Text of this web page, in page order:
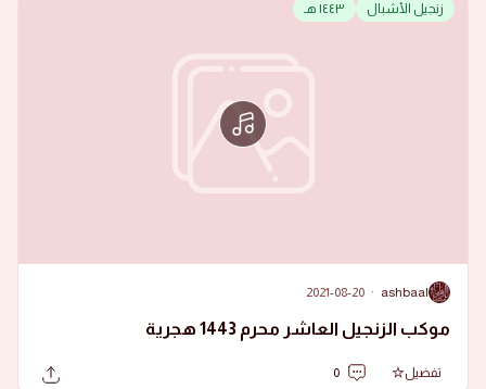
زنجيل الأشبال ١٤٤٣ هـ
A
ashbaal
·
2021-08-20
موكب الزنجيل العاشر محرم 1443 هجرية
تفضيل 0